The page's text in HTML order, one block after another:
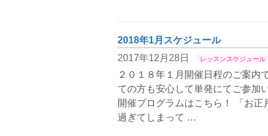
2018年1月スケジュール
2017年12月28日
レッスンスケジュール
２０１８年１月開催日程のご案内
ての方も安心して単発にてご参加
開催プログラムはこちら！ 「お
過ぎてしまって …